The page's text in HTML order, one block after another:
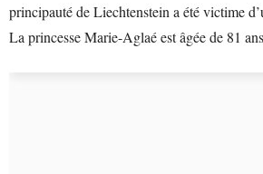
principauté de Liechtenstein a été victime
La princesse Marie-Aglaé est âgée de 81